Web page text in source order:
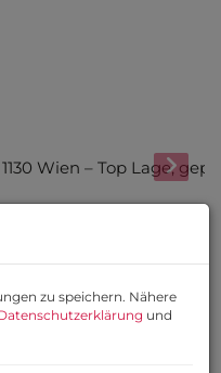
in
–
zu speichern. Nähere
und